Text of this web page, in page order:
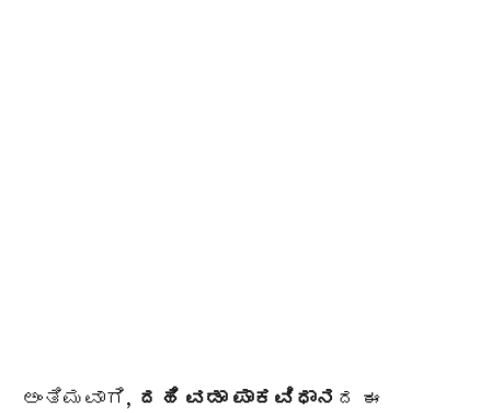
ಅಂತಿಮವಾಗಿ, ದಹಿ ವಡಾ ಪಾಕವಿಧಾನ ದ ಈ